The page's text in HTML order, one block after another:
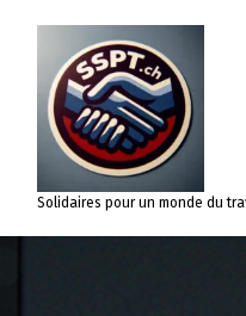
contenu
Solidaires pour un monde du